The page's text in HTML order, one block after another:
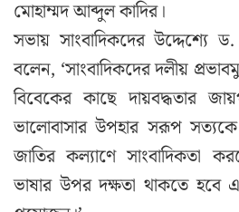
মোহাম্মদ আব্দুল কাদির।
সভায় সাংবাদিকদের উদ্দেশ্যে
বলেন, ‘সাংবাদিকদের দলীয়
বিবেকের কাছে দায়বদ্ধতার
ভালোবাসার উপহার সরূপ
জাতির কল্যাণে সাংবাদিকতা
ভাষার উপর দক্ষতা থাকতে হবে